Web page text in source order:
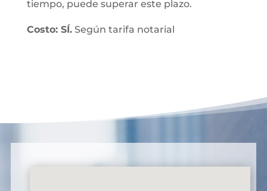
tiempo, puede superar este plazo.
Costo: SÍ.Según tarifa notarial